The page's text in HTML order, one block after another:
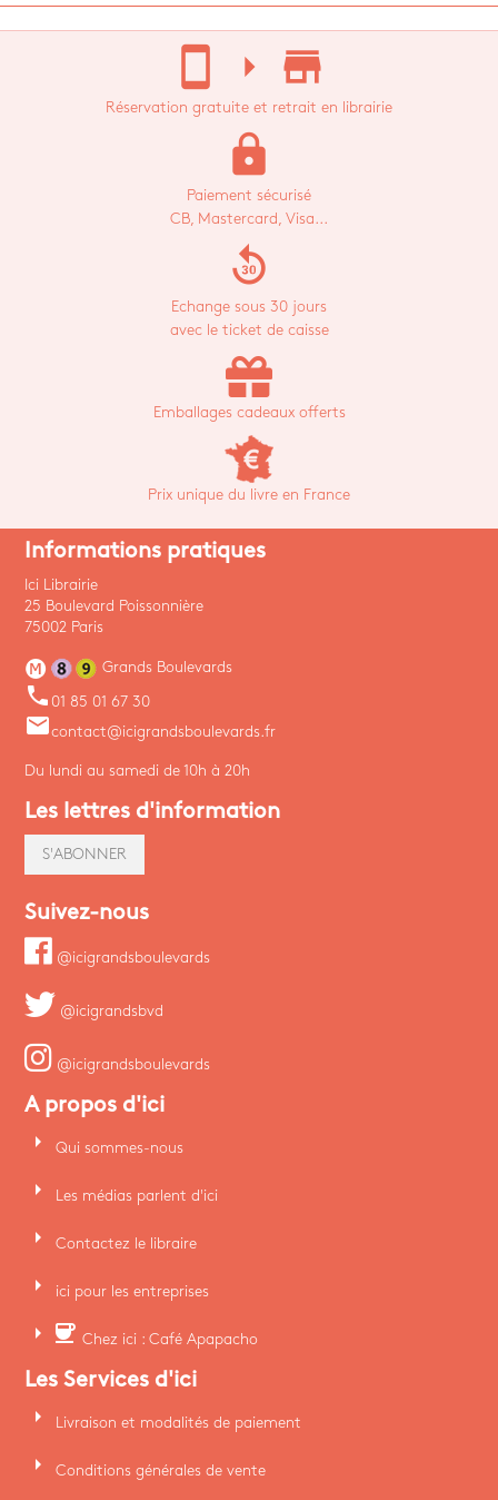
stay_current_portrait arrow_right store_mall_directory
Réservation gratuite et retrait en librairie
lock
Paiement sécurisé
CB, Mastercard, Visa...
replay_30
Echange sous 30 jours
avec le ticket de caisse
Emballages cadeaux offerts
Prix unique du livre en France
Informations pratiques
Ici Librairie
25 Boulevard Poissonnière
75002 Paris
Grands Boulevards
phone 01 85 01 67 30
emailcontact@icigrandsboulevards.fr
Du lundi au samedi de 10h à 20h
Les lettres d'information
S'ABONNER
Suivez-nous
@icigrandsboulevards
@icigrandsbvd
@icigrandsboulevards
A propos d'ici
arrow_right Qui sommes-nous
arrow_right Les médias parlent d'ici
arrow_right Contactez le libraire
arrow_right ici pour les entreprises
arrow_right coffee Chez ici : Café Apapacho
Les Services d'ici
arrow_right Livraison et modalités de paiement
arrow_right Conditions générales de vente